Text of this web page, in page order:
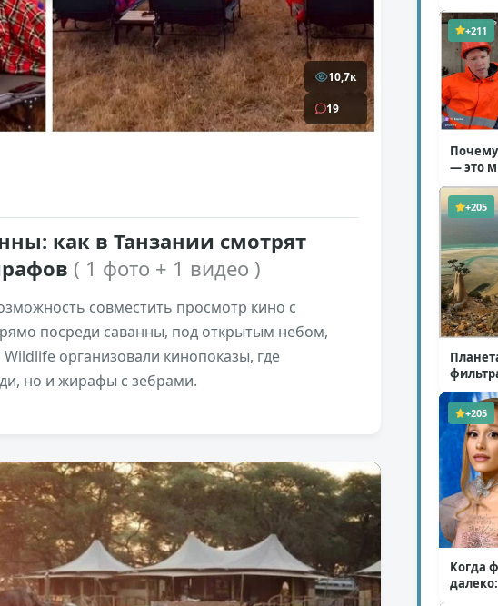
10,7к
19
как в Танзании смотрят
( 1 фото + 1 видео )
совместить просмотр кино с
посреди саванны, под открытым небом,
организовали кинопоказы, где
но и жирафы с зебрами.
+211
— это
+205
+205
Когда